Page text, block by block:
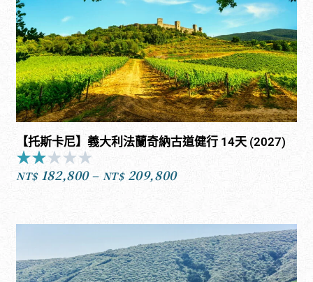
【托斯卡尼】義大利法蘭奇納古道健行 14天 (2027)
★★★★★
2
5
NT$ 182,800– NT$ 209,800
範
圍：
NT$182,800
到